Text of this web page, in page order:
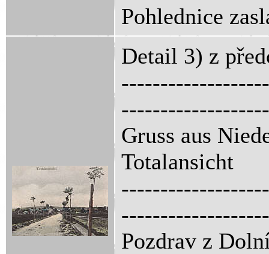
Pohlednice
Detail 3) z
-------------------
Gruss aus
Totalansicht
-------------------
Pozdrav z